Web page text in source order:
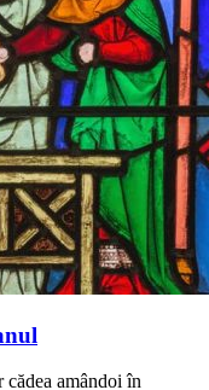
cădea amândoi în